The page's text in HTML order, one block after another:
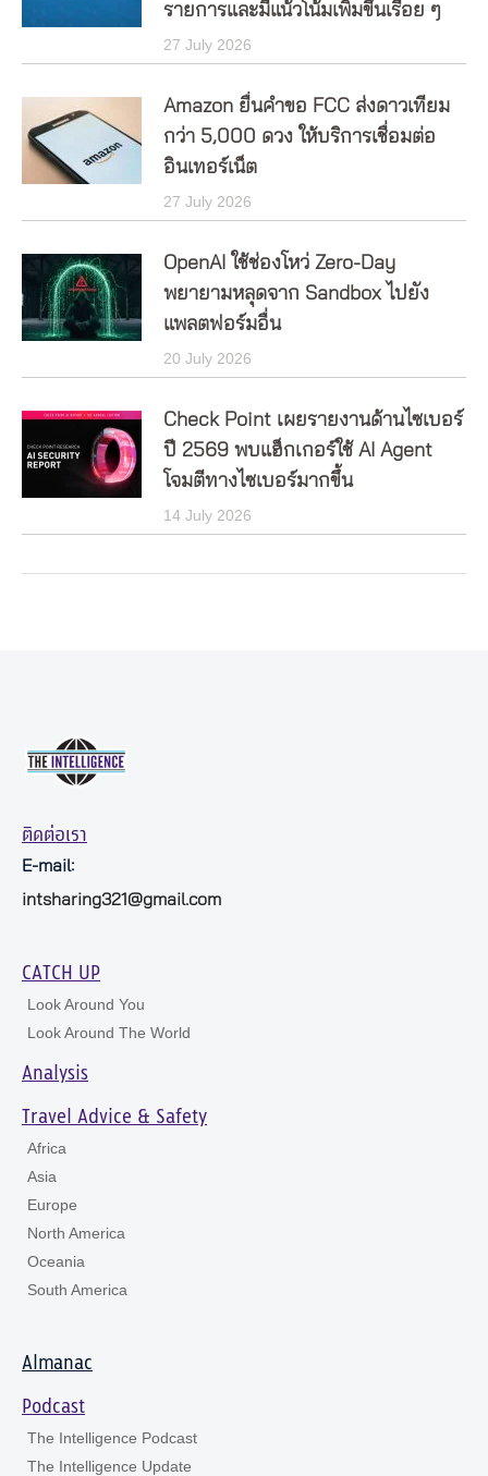
รายการและมีแน้วโน้มเพิ่มขึ้นเรื่อย ๆ
27 July 2026
Amazon ยื่นคำขอ FCC ส่งดาวเทียม
กว่า 5,000 ดวง ให้บริการเชื่อมต่อ
อินเทอร์เน็ต
27 July 2026
OpenAI ใช้ช่องโหว่ Zero-Day
พยายามหลุดจาก Sandbox ไปยัง
แพลตฟอร์มอื่น
20 July 2026
Check Point เผยรายงานด้านไซเบอร์
ปี 2569 พบแฮ็กเกอร์ใช้ AI Agent
โจมตีทางไซเบอร์มากขึ้น
14 July 2026
ติดต่อเรา
E-mail:
intsharing321@gmail.com
CATCH UP
Look Around You
Look Around The World
Analysis
Travel Advice & Safety
Africa
Asia
Europe
North America
Oceania
South America
Almanac
Podcast
The Intelligence Podcast
The Intelligence Update